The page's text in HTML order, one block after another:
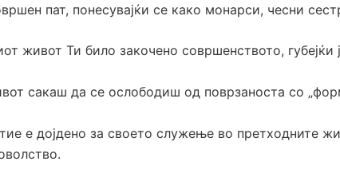
пат, понесувајќи се како монарси, чесни
живот Ти било закочено совршенството,
сакаш да се ослободиш од поврзаноста со
е дојдено за своето служење во претходните